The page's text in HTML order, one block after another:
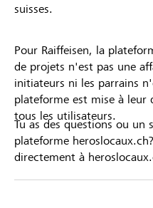
suisses.
Pour Raiffeisen, la
de projets n'est pas une
initiateurs ni les parrains
plateforme est mise à
tous les utilisateurs.
Tu as des questions ou un
plateforme
directement à